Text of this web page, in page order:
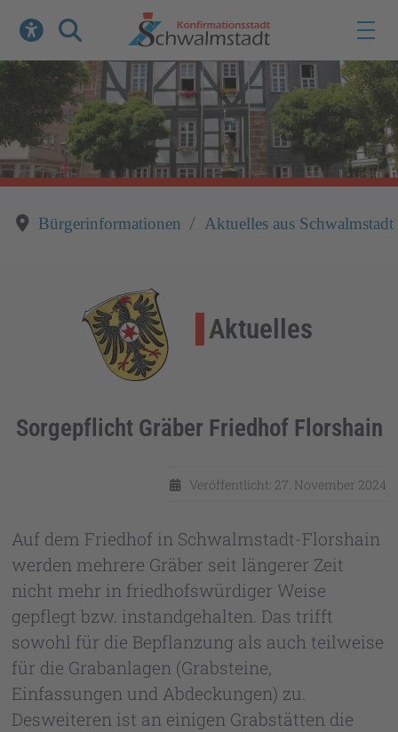
Werkzeuge zur Barrierefreiheit öffnen
Suche
Bürgerinformationen Aktuelles aus Schwalmstadt
Aktuelles
Sorgepflicht Gräber Friedhof Florshain
Veröffentlicht: 27. November 2024
Auf dem Friedhof in Schwalmstadt-Florshain
werden mehrere Gräber seit längerer Zeit
nicht mehr in friedhofswürdiger Weise
gepflegt bzw. instandgehalten. Das trifft
sowohl für die Bepflanzung als auch teilweise
für die Grabanlagen (Grabsteine,
Einfassungen und Abdeckungen) zu.
Desweiteren ist an einigen Grabstätten die